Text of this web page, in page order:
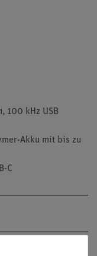
100 kHz USB
Akku mit bis zu
C